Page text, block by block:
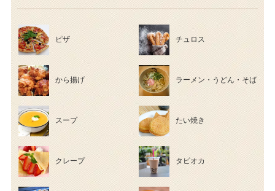
ピザ チュロス
から揚げ ラーメン・うどん・そば
スープ たい焼き
クレープ タピオカ